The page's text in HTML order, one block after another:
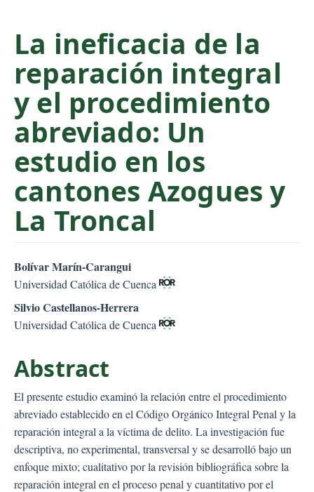
n
e
n
S
d
e
b
a
La ineficacia de la
reparación integral
y el procedimiento
abreviado: Un
estudio en los
cantones Azogues y
La Troncal
Bolívar Marín-Carangui
Universidad Católica de Cuenca
Silvio Castellanos-Herrera
Universidad Católica de Cuenca
Abstract
El presente estudio examinó la relación entre el procedimiento
abreviado establecido en el Código Orgánico Integral Penal y la
reparación integral a la víctima de delito. La investigación fue
descriptiva, no experimental, transversal y se desarrolló bajo un
enfoque mixto; cualitativo por la revisión bibliográfica sobre la
reparación integral en el proceso penal y cuantitativo por el